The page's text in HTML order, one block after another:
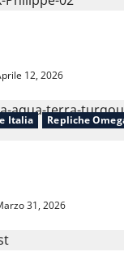
12, 2026
Italia Repliche
31, 2026
Italia
Repliche Rolex